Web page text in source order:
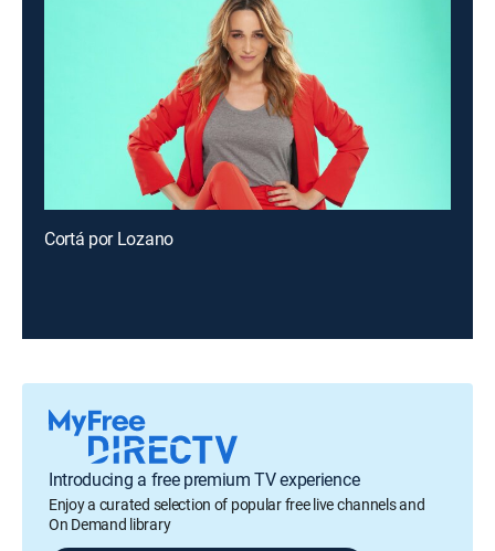
Cortá por Lozano
Introducing a free premium TV experience
Enjoy a curated selection of popular free live channels and
On Demand library